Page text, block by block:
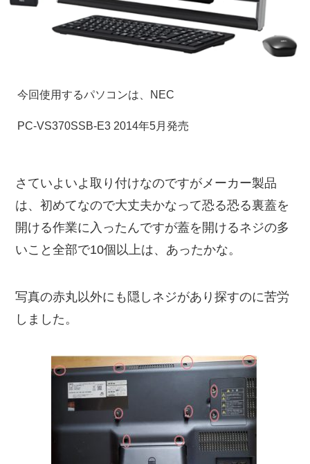
今回使用するパソコンは、NEC
PC-VS370SSB-E3 2014年5月発売
さていよいよ取り付けなのですがメーカー製品
は、初めてなので大丈夫かなって恐る恐る裏蓋を
開ける作業に入ったんですが蓋を開けるネジの多
いこと全部で10個以上は、あったかな。
写真の赤丸以外にも隠しネジがあり探すのに苦労
しました。